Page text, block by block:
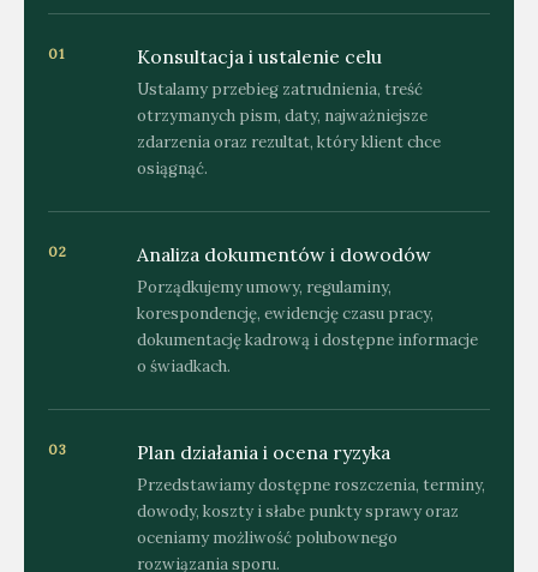
01 Konsultacja i ustalenie celu
Ustalamy przebieg zatrudnienia, treść
otrzymanych pism, daty, najważniejsze
zdarzenia oraz rezultat, który klient chce
osiągnąć.
02 Analiza dokumentów i dowodów
Porządkujemy umowy, regulaminy,
korespondencję, ewidencję czasu pracy,
dokumentację kadrową i dostępne informacje
o świadkach.
03 Plan działania i ocena ryzyka
Przedstawiamy dostępne roszczenia, terminy,
dowody, koszty i słabe punkty sprawy oraz
oceniamy możliwość polubownego
rozwiązania sporu.